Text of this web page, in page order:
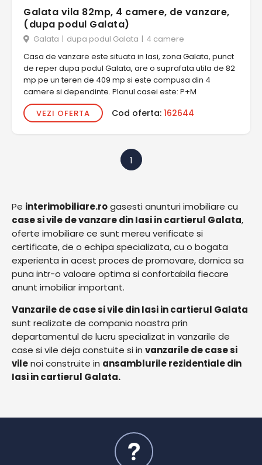
Galata vila 82mp, 4 camere, de vanzare,
(dupa podul Galata)
Galata | dupa podul Galata | 4 camere
Casa de vanzare este situata in Iasi, zona Galata, punct
de reper dupa podul Galata, are o suprafata utila de 82
mp pe un teren de 409 mp si este compusa din 4
camere si dependinte. Planul casei este: P+M
VEZI OFERTA
Cod oferta: 162644
1
Pe interimobiliare.rogasesti anunturi imobiliare cu
case si vile de vanzare din Iasi in cartierul Galata,
oferte imobiliare ce sunt mereu verificate si
certificate, de o echipa specializata, cu o bogata
experienta in acest proces de promovare, dornica sa
puna intr-o valoare optima si confortabila fiecare
anunt imobiliar important.
Vanzarile de case si vile din Iasi in cartierul Galata
sunt realizate de compania noastra prin
departamentul de lucru specializat in vanzarile de
case si vile deja constuite si in vanzarile de case si
vilenoi construite in ansamblurile rezidentiale din
Iasi in cartierul Galata.